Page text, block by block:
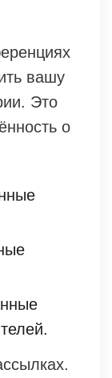
вашу
Это
о